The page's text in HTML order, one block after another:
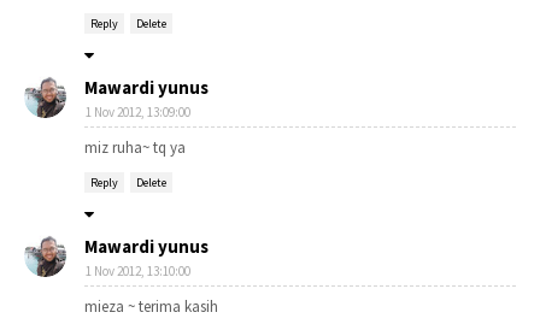
Reply Delete
Mawardi yunus
1 Nov 2012, 13:09:00
miz ruha~ tq ya
Reply Delete
Mawardi yunus
1 Nov 2012, 13:10:00
mieza ~ terima kasih